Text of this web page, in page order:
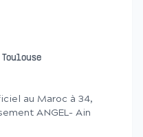
au Maroc à 34,
ANGEL- Ain